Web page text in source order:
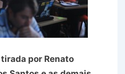
por Renato